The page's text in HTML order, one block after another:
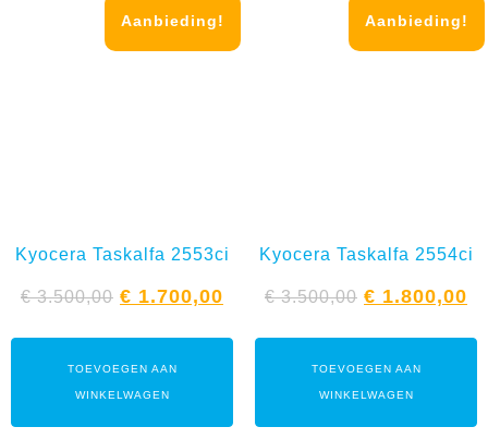
Aanbieding!
Kyocera Taskalfa 2553ci
€3.500,00 € 1.700,00
TOEVOEGEN AAN
WINKELWAGEN
Aanbieding!
Kyocera Taskalfa 2554ci
€3.500,00 € 1.800,00
TOEVOEGEN AAN
WINKELWAGEN